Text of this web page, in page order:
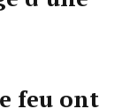
feu ont